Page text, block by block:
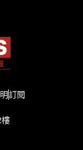
訂閱